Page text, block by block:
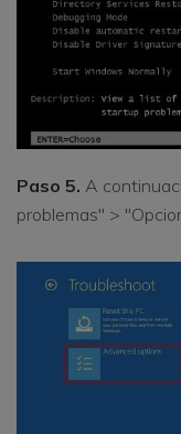
Paso 5. A
problemas" >